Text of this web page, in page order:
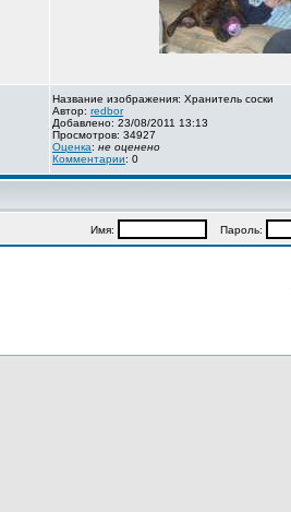
Название изображения: Хранитель соски
Автор: redbor
Добавлено: 23/08/2011 13:13
Просмотров: 34927
Оценка: не оценено
Комментарии: 0
Имя: Пароль: